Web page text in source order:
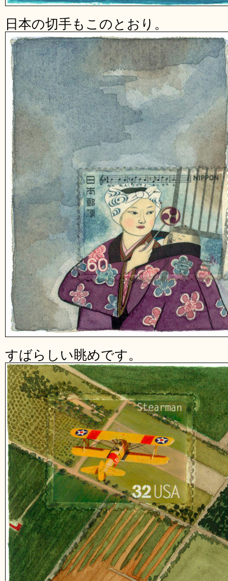
日本の切手もこのとおり。
すばらしい眺めです。